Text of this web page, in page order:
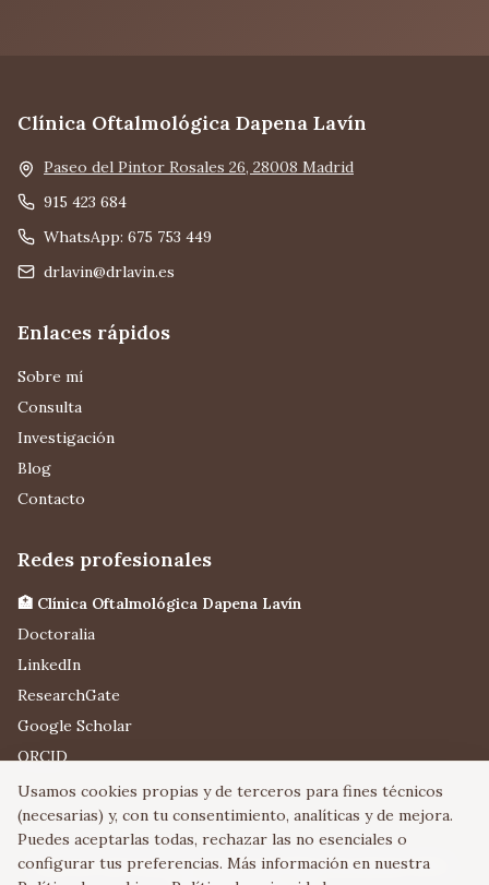
Clínica Oftalmológica Dapena Lavín
Paseo del Pintor Rosales 26, 28008 Madrid
915 423 684
WhatsApp: 675 753 449
drlavin@drlavin.es
Enlaces rápidos
Sobre mí
Consulta
Investigación
Blog
Contacto
Redes profesionales
🏥 Clínica Oftalmológica Dapena Lavín
Doctoralia
LinkedIn
ResearchGate
Google Scholar
ORCID
Director del Curso de Cirugía del Glaucoma (desde 2017) ·
Usamos cookies propias y de terceros para fines técnicos
(necesarias) y, con tu consentimiento, analíticas y de mejora.
Puedes aceptarlas todas, rechazar las no esenciales o
configurar tus preferencias. Más información en nuestra